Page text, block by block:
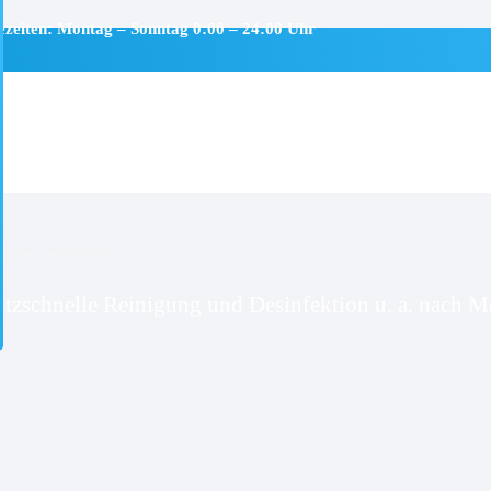
Montag – Sonntag 0:00 – 24:00 Uhr
Reinigung und Desinfektion u. a. nach